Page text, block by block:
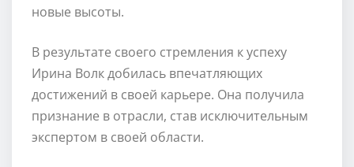
новые высоты.
В результате своего стремления к успеху
Ирина Волк добилась впечатляющих
достижений в своей карьере. Она получила
признание в отрасли, став исключительным
экспертом в своей области.